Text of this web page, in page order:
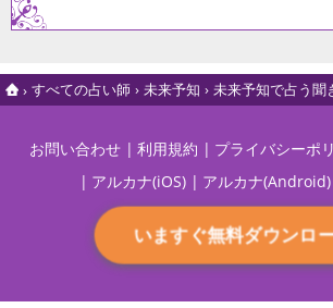
すべての占い師 未来予知 未来予知で占う聞
お問い合わせ 利用規約 プライバシーポ
アルカナ(iOS)
アルカナ(Android)
いますぐ無料ダウンロ